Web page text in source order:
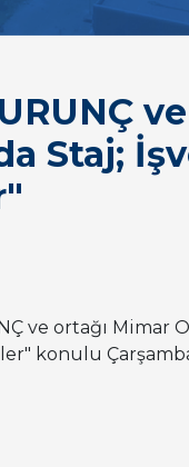
Staj;
ve ortağı Mimar
konulu